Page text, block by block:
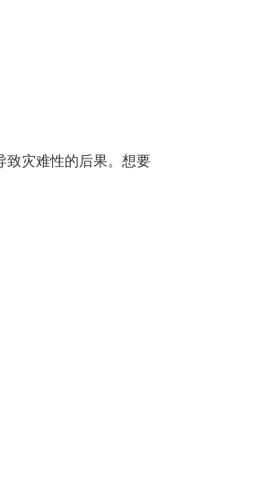
致灾难性的后果。想要